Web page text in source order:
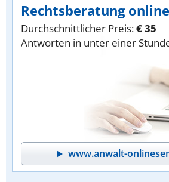
Rechtsberatung online
Durchschnittlicher Preis:€ 35
Antworten in unter einer
www.anwalt-